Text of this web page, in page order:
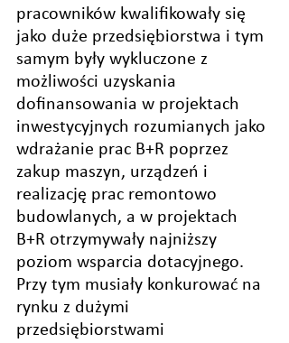
pracowników kwalifikowały się
jako duże przedsiębiorstwa i tym
samym były wykluczone z
możliwości uzyskania
dofinansowania w projektach
inwestycyjnych rozumianych jako
wdrażanie prac B+R poprzez
zakup maszyn, urządzeń i
realizację prac remontowo
budowlanych, a w projektach
B+R otrzymywały najniższy
poziom wsparcia dotacyjnego.
Przy tym musiały konkurować na
rynku z dużymi
przedsiębiorstwami